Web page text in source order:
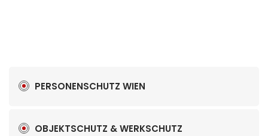
PERSONENSCHUTZ WIEN
OBJEKTSCHUTZ & WERKSCHUTZ